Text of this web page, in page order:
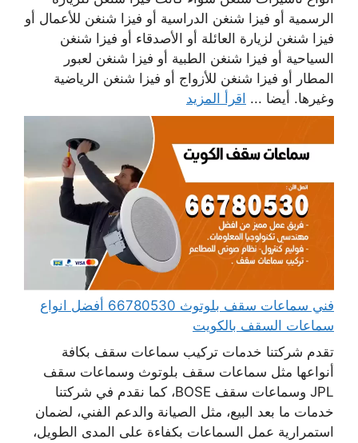
الرسمية أو فيزا شنغن الدراسية أو فيزا شنغن للأعمال أو
فيزا شنغن لزيارة العائلة أو الأصدقاء أو فيزا شنغن
السياحية أو فيزا شنغن الطبية أو فيزا شنغن لعبور
المطار أو فيزا شنغن للأزواج أو فيزا شنغن الرياضية
وغيرها. أيضا ... اقرأ المزيد
فني سماعات سقف بلوتوث 66780530 أفضل انواع
سماعات السقف بالكويت
تقدم شركتنا خدمات تركيب سماعات سقف بكافة
أنواعها مثل سماعات سقف بلوتوث وسماعات سقف
JPL وسماعات سقف BOSE، كما نقدم في شركتنا
خدمات ما بعد البيع، مثل الصيانة والدعم الفني، لضمان
استمرارية عمل السماعات بكفاءة على المدى الطويل،